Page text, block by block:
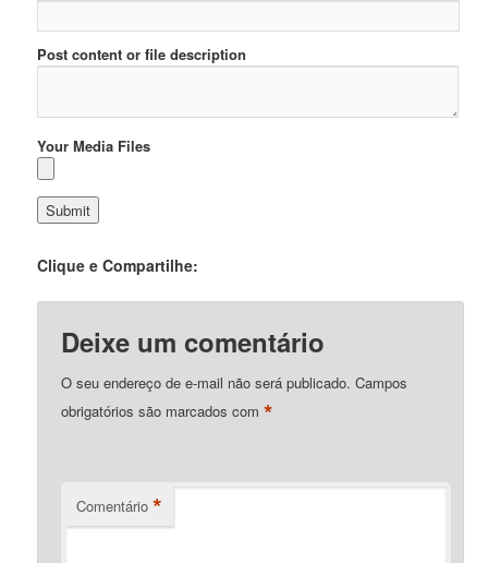
Post content or file description
Your Media Files
Clique e Compartilhe:
Deixe um comentário
O seu endereço de e-mail não será publicado. Campos
obrigatórios são marcados com*
Comentário *